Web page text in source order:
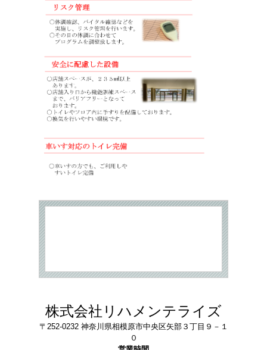
株式会社リハメンテライズ
〒252-0232 神奈川県相模原市中央区矢部３丁目９－１
０